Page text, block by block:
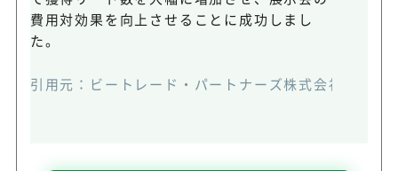
費用対効果を向上させることに成功しまし
た。
引用元： ビートレード・パートナーズ株式会社公式HP